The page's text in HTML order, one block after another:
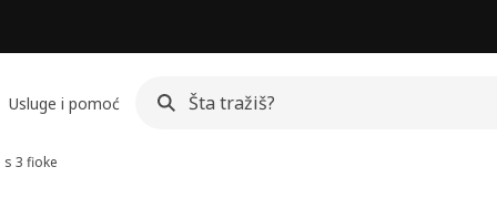
Usluge i pomoć
3 fioke